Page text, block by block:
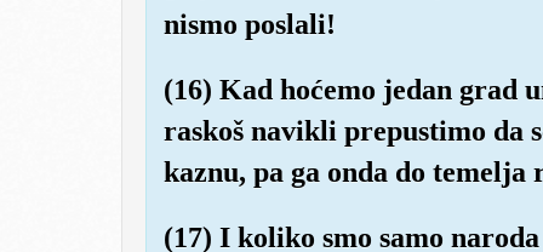
nismo poslali!
(16) Kad hoćemo jedan grad
raskoš navikli prepustimo da
kaznu, pa ga onda do temelja
(17) I koliko smo samo